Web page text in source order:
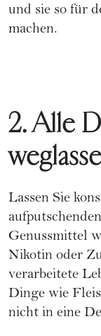
und sie so für
machen.
2. Alle
Lassen Sie
Genussmittel
Nikotin oder
verarbeitete
Dinge wie
nicht in eine